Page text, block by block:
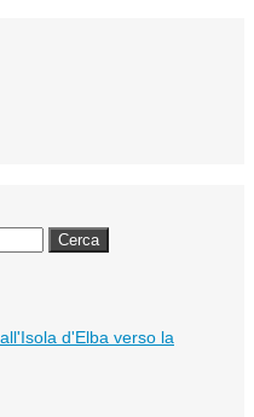
d'Elba verso la